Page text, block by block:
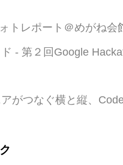
トレポート＠めがね会
- 第２回Google
がつなぐ横と縦、